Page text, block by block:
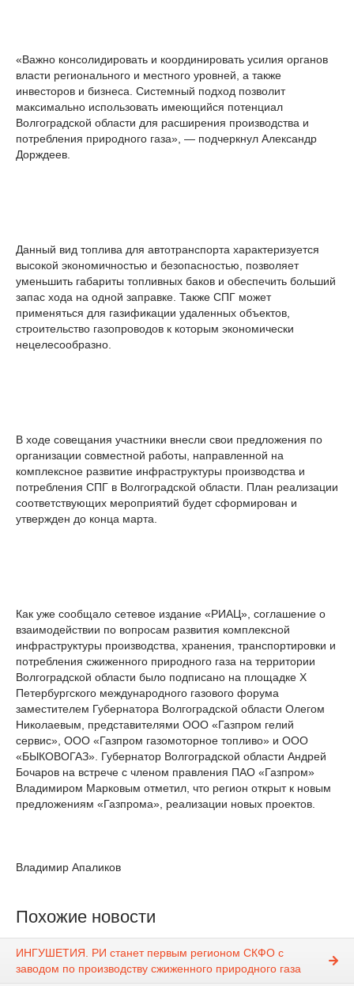
«Важно консолидировать и координировать усилия органов
власти регионального и местного уровней, а также
инвесторов и бизнеса. Системный подход позволит
максимально использовать имеющийся потенциал
Волгоградской области для расширения производства и
потребления природного газа», — подчеркнул Александр
Дорждеев.
Данный вид топлива для автотранспорта характеризуется
высокой экономичностью и безопасностью, позволяет
уменьшить габариты топливных баков и обеспечить больший
запас хода на одной заправке. Также СПГ может
применяться для газификации удаленных объектов,
строительство газопроводов к которым экономически
нецелесообразно.
В ходе совещания участники внесли свои предложения по
организации совместной работы, направленной на
комплексное развитие инфраструктуры производства и
потребления СПГ в Волгоградской области. План реализации
соответствующих мероприятий будет сформирован и
утвержден до конца марта.
Как уже сообщало сетевое издание «РИАЦ», соглашение о
взаимодействии по вопросам развития комплексной
инфраструктуры производства, хранения, транспортировки и
потребления сжиженного природного газа на территории
Волгоградской области было подписано на площадке X
Петербургского международного газового форума
заместителем Губернатора Волгоградской области Олегом
Николаевым, представителями ООО «Газпром гелий
сервис», ООО «Газпром газомоторное топливо» и ООО
«БЫКОВОГАЗ». Губернатор Волгоградской области Андрей
Бочаров на встрече с членом правления ПАО «Газпром»
Владимиром Марковым отметил, что регион открыт к новым
предложениям «Газпрома», реализации новых проектов.
Владимир Апаликов
Похожие новости
ИНГУШЕТИЯ. РИ станет первым регионом СКФО с
заводом по производству сжиженного природного газа